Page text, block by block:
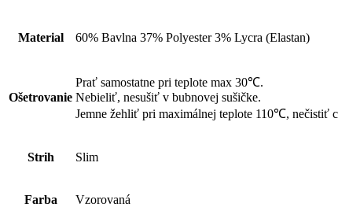
Material 60% Bavlna 37% Polyester 3% Lycra (Elastan)
Ošetrovanie
Prať samostatne pri teplote max 30℃.
Nebieliť, nesušiť v bubnovej sušičke.
Jemne žehliť pri maximálnej teplote 110℃, nečistiť
Strih Slim
Farba Vzorovaná